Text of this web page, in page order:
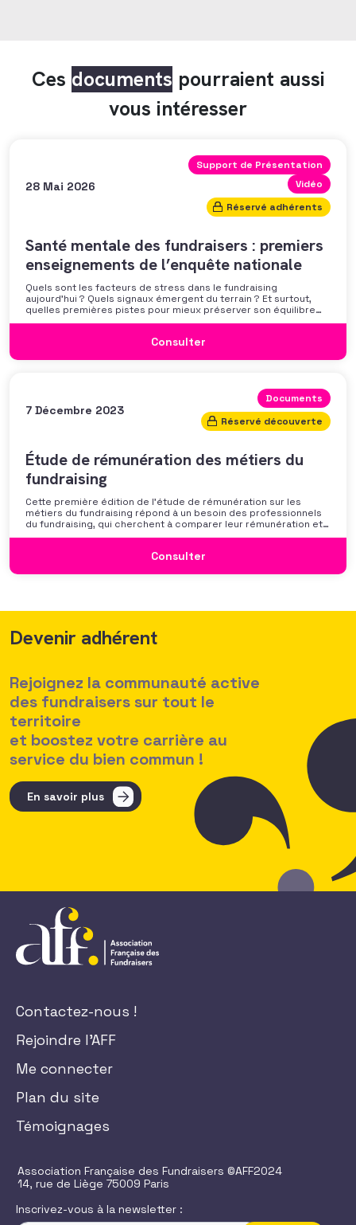
Ces documents pourraient aussi
vous intéresser
28 Mai 2026
Support de Présentation
Vidéo
Réservé adhérents
Santé mentale des fundraisers : premiers
enseignements de l’enquête nationale
Quels sont les facteurs de stress dans le fundraising
aujourd’hui ? Quels signaux émergent du terrain ? Et surtout,
quelles premières pistes pour mieux préserver son équilibre
professionnel ? L’AFF vous propose un webinaire pour découvrir
discussion autour des mécanismes
Consulter
7 Décembre 2023
Documents
Réservé découverte
Étude de rémunération des métiers du
fundraising
Cette première édition de l’étude de rémunération sur les
métiers du fundraising répond à un besoin des professionnels
du fundraising, qui cherchent à comparer leur rémunération et à
se positionner. Elle répond également à une préoccupation
des politiques salariales comme un enjeu majeur,
Consulter
Devenir adhérent
Rejoignez la communauté active
des fundraisers sur tout le
territoire
et boostez votre carrière au
service du bien commun !
En savoir plus
Contactez-nous !
Rejoindre l'AFF
Me connecter
Plan du site
Témoignages
Association Française des Fundraisers ©AFF2024
14, rue de Liège 75009 Paris
Inscrivez-vous à la newsletter :